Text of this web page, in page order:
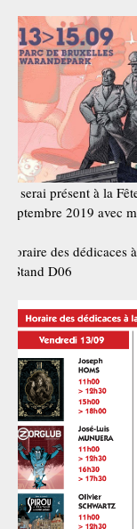
Je serai présent à la
septembre 2019 avec
Horaire des
- Stand D06